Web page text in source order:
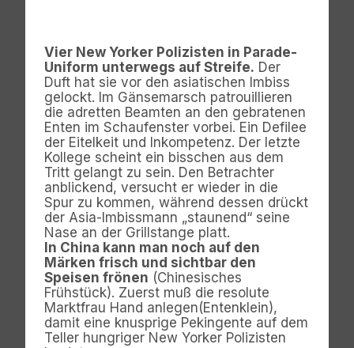
Vier New Yorker Polizisten in Parade-
Uniform unterwegs auf Streife. Der
Duft hat sie vor den asiatischen Imbiss
gelockt. Im Gänsemarsch patrouillieren
die adretten Beamten an den gebratenen
Enten im Schaufenster vorbei. Ein Defilee
der Eitelkeit und Inkompetenz. Der letzte
Kollege scheint ein bisschen aus dem
Tritt gelangt zu sein. Den Betrachter
anblickend, versucht er wieder in die
Spur zu kommen, während dessen drückt
der Asia-Imbissmann „staunend“ seine
Nase an der Grillstange platt.
In China kann man noch auf den
Märken frisch und sichtbar den
Speisen frönen (Chinesisches
Frühstück). Zuerst muß die resolute
Marktfrau Hand anlegen(Entenklein),
damit eine knusprige Pekingente auf dem
Teller hungriger New Yorker Polizisten